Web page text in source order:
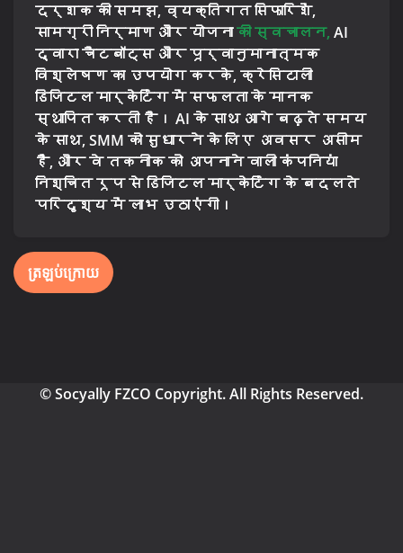
दर्शक की समझ, व्यक्तिगत सिफारिशें,
सामग्री निर्माण और योजनाकी स्वचालन, AI
द्वारा चैटबॉट्स और पूर्वानुमानात्मक
विश्लेषण का उपयोग करके, क्रेसिटाली
डिजिटल मार्केटिंग में सफलता के मानक
स्थापित करती है। AI के साथ आगे बढ़ते समय
के साथ, SMM को सुधारने के लिए अवसर असीम
हैं, और वे तकनीक को अपनाने वाली कंपनियां
निश्चित रूप से डिजिटल मार्केटिंग के बदलते
परिदृश्य में लाभ उठाएंगी।
ត្រឡប់ក្រោយ
© Socyally FZCO Copyright. All Rights Reserved.